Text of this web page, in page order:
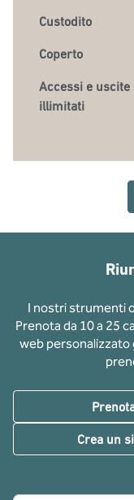
Custodito
Coperto
Accessi e uscite
illimitati
I nostri strumenti
Prenota da 10 a 25
web
Crea un